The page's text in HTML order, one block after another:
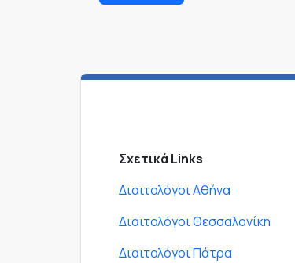
Σχετικά Links
Διαιτολόγοι Αθήνα
Διαιτολόγοι Θεσσαλονίκη
Διαιτολόγοι Πάτρα